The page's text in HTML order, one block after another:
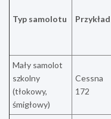
Typ samolotu Przykład
Mały samolot
szkolny
(tłokowy,
śmigłowy)
Cessna
172